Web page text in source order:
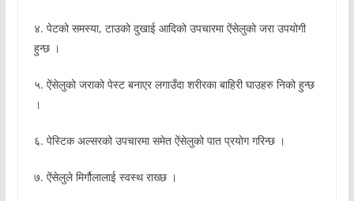
४. पेटको समस्या, टाउको दुखाई आदिको उपचारमा ऐंसेलुको जरा उपयोगी
हुन्छ ।
५. ऐंसेलुको जराको पेस्ट बनाएर लगाउँदा शरीरका बाहिरी घाउहरु निको हुन्छ
।
६. पेस्टिक अल्सरको उपचारमा समेत ऐंसेलुको पात प्रयोग गरिन्छ ।
७. ऐंसेलुले मिर्गौलालाई स्वस्थ राख्छ ।